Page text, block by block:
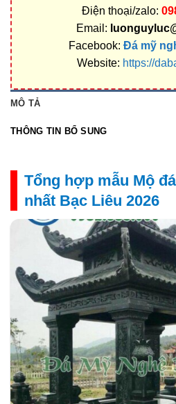
Điện thoại/zalo:
Email:
Facebook: Đá mỹ
Website: https://
MÔ TẢ
THÔNG TIN BỔ SUNG
Tổng hợp mẫu Mộ
nhất Bạc Liêu 2026